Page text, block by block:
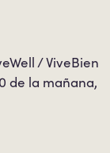
/ ViveBien
de la mañana,